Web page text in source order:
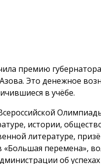
премию
Это денежное
в учёбе.
истории,
литературе,
«Большая перемена»,
об успехах